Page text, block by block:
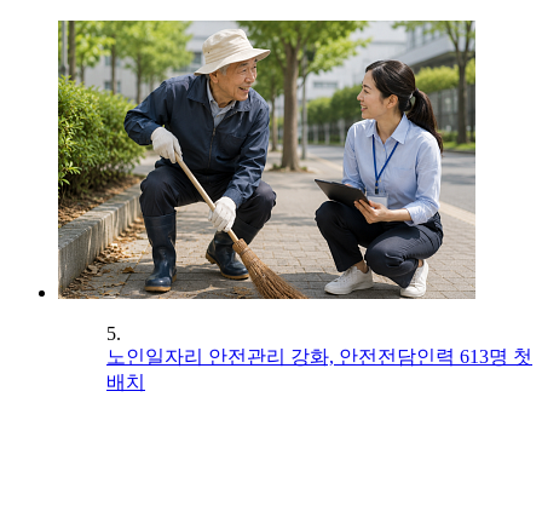
5.
노인일자리 안전관리 강화, 안전전담인력 613명 첫
배치